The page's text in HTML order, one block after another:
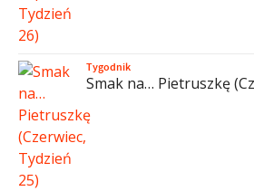
Tygodnik
Smak na… Pietruszkę